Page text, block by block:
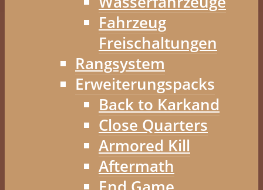
Fahrzeug
Freischaltungen
Rangsystem
Erweiterungspacks
Back to Karkand
Close Quarters
Armored Kill
Aftermath